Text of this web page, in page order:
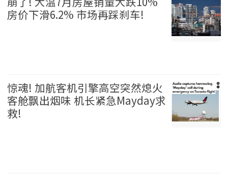
房价下滑6.2% 市场再踩刹车!
惊魂! 加航客机引擎高空突然熄火
客舱飘出烟味 机长紧急Mayday求
救!